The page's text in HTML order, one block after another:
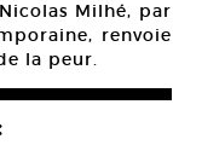
Milhé, par
renvoie
la peur.